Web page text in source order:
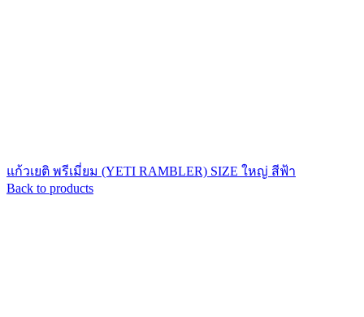
แก้วเยติ พรีเมี่ยม (YETI RAMBLER) SIZE ใหญ่ สีฟ้า
Back to products